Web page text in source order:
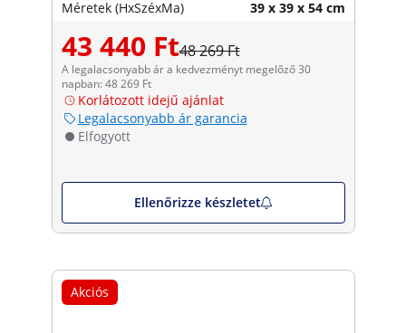
Méretek (HxSzéxMa) 39 x 39 x 54 cm
43 440 Ft48 269 Ft
A legalacsonyabb ár a kedvezményt megelőző 30
napban: 48 269 Ft
Korlátozott idejű ajánlat
Legalacsonyabb ár garancia
Elfogyott
Ellenőrizze készletet
Akciós